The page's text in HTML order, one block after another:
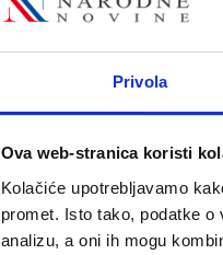
Privola
Ova web-stranica koristi
Kolačiće upotrebljavamo
promet. Isto tako, podatke
analizu, a oni ih mogu